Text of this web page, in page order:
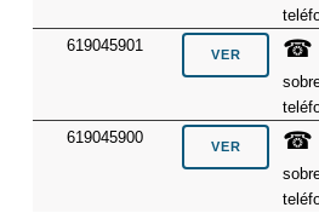
619045901
☎
619045900
☎